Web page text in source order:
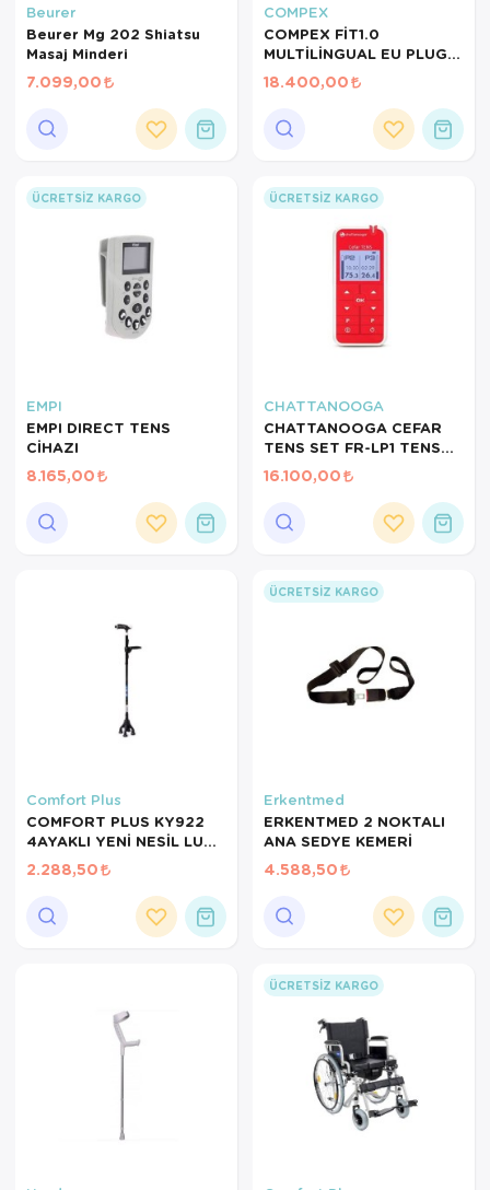
Beurer
Beurer Mg 202 Shiatsu
Masaj Minderi
7.099,00
COMPEX
COMPEX FİT1.0
MULTİLİNGUAL EU PLUG
TENS CİHAZI
18.400,00
ÜCRETSIZ KARGO
EMPI
EMPI DIRECT TENS
CİHAZI
8.165,00
ÜCRETSIZ KARGO
CHATTANOOGA
CHATTANOOGA CEFAR
TENS SET FR-LP1 TENS
CİHAZI
16.100,00
Comfort Plus
COMFORT PLUS KY922
4AYAKLI YENİ NESİL LUX
KATLANIR IŞIKLI BASTON
2.288,50
ÜCRETSIZ KARGO
Erkentmed
ERKENTMED 2 NOKTALI
ANA SEDYE KEMERİ
4.588,50
ÜCRETSIZ KARGO